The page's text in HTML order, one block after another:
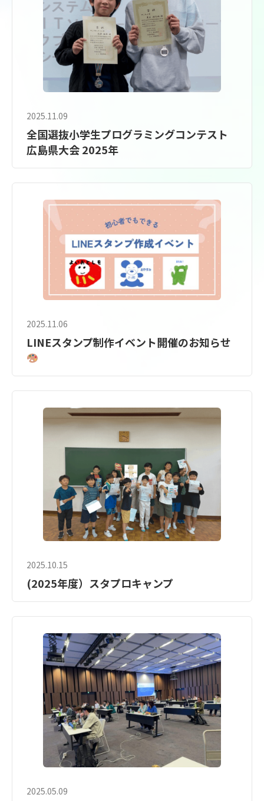
2025.11.09
全国選抜小学生プログラミングコンテスト
広島県大会 2025年
2025.11.06
LINEスタンプ制作イベント開催のお知らせ
2025.10.15
(2025年度）スタプロキャンプ
2025.05.09